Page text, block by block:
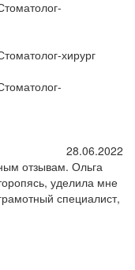
хирург
28.06.2022
отзывам. Ольга
уделила мне
специалист,